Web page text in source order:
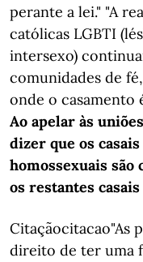
perante a lei." "A
católicas LGBTI
intersexo)
comunidades de
onde o casamento
Ao apelar às
dizer que os
homossexuais são
os restantes
Citaçãocitacao"As
direito de ter uma